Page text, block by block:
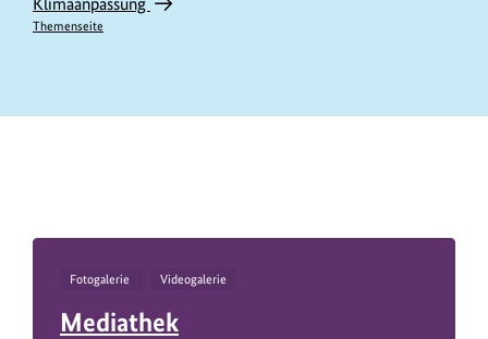
Themenseite
Fotogalerie Videogalerie
Mediathek